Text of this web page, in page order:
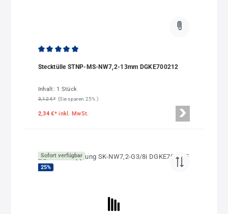
Stecktülle STNP-MS-NW7,2-13mm DGKE700212
Inhalt: 1 Stück
3,12 €* (Sie sparen 25% )
2,34 €*inkl. MwSt.
Sofort verfügbar
25%